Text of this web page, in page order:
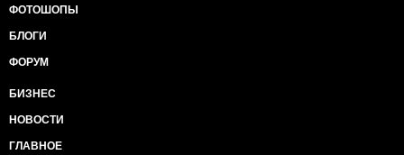
ФОТОШОПЫ
БЛОГИ
ФОРУМ
БИЗНЕС
НОВОСТИ
ГЛАВНОЕ